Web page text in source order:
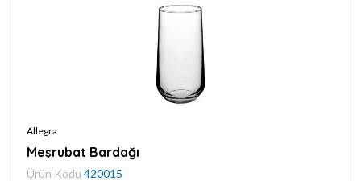
Allegra
Meşrubat Bardağı
Ürün Kodu 420015